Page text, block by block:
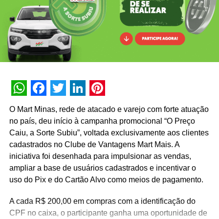
pode ser ABSURDO porque…”
Após o encerramento do prazo de envio das frases, no
dia 8 de junho, uma banca julgadora técnica da Samsung
avaliará as respostas e selecionará as seis frases mais
originais.
Esses seis finalistas passarão pelo crivo do público em
uma rodada de votação popular, que ocorrerá dentro da
própria área de benefícios do aplicativo entre os dias 22 e
28 de junho de 2026. Os membros da comunidade
poderão votar quantas vezes quiserem, sem limitação por
CPF. O resultado oficial com a lista dos vencedores será
publicado na plataforma no dia 1º de julho de 2026.
Os autores das três melhores justificativas serão
ganha um Smartphpne Galaxy A57 5G; 2º lugar um
Smartwatch Galaxy Watch8 e o 3º lugar um fone de
WhatsApp
Facebook
Twitter
LinkedIn
Pinterest
O Mart Minas, rede de atacado e varejo com forte atuação
no país, deu início à campanha promocional “O Preço
Caiu, a Sorte Subiu”, voltada exclusivamente aos clientes
cadastrados no Clube de Vantagens Mart Mais. A
iniciativa foi desenhada para impulsionar as vendas,
ampliar a base de usuários cadastrados e incentivar o
uso do Pix e do Cartão Alvo como meios de pagamento.
A cada R$ 200,00 em compras com a identificação do
CPF no caixa, o participante ganha uma oportunidade de